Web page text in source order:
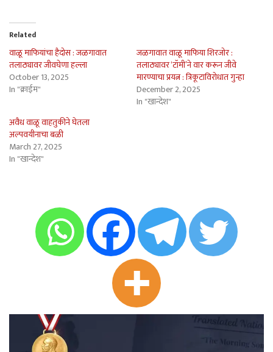
Related
वाळू माफियांचा हैदोस : जळगावात
तलाठ्यावर जीवघेणा हल्ला
October 13, 2025
In "क्राईम"
जळगावात वाळू माफिया शिरजोर :
तलाठ्यावर ‘टॉमी’ने वार करून जीवे
मारण्याचा प्रयत्न : त्रिकूटाविरोधात गुन्हा
December 2, 2025
In "खान्देश"
अवैध वाळू वाहतुकीने घेतला
अल्पवयीनाचा बळी
March 27, 2025
In "खान्देश"